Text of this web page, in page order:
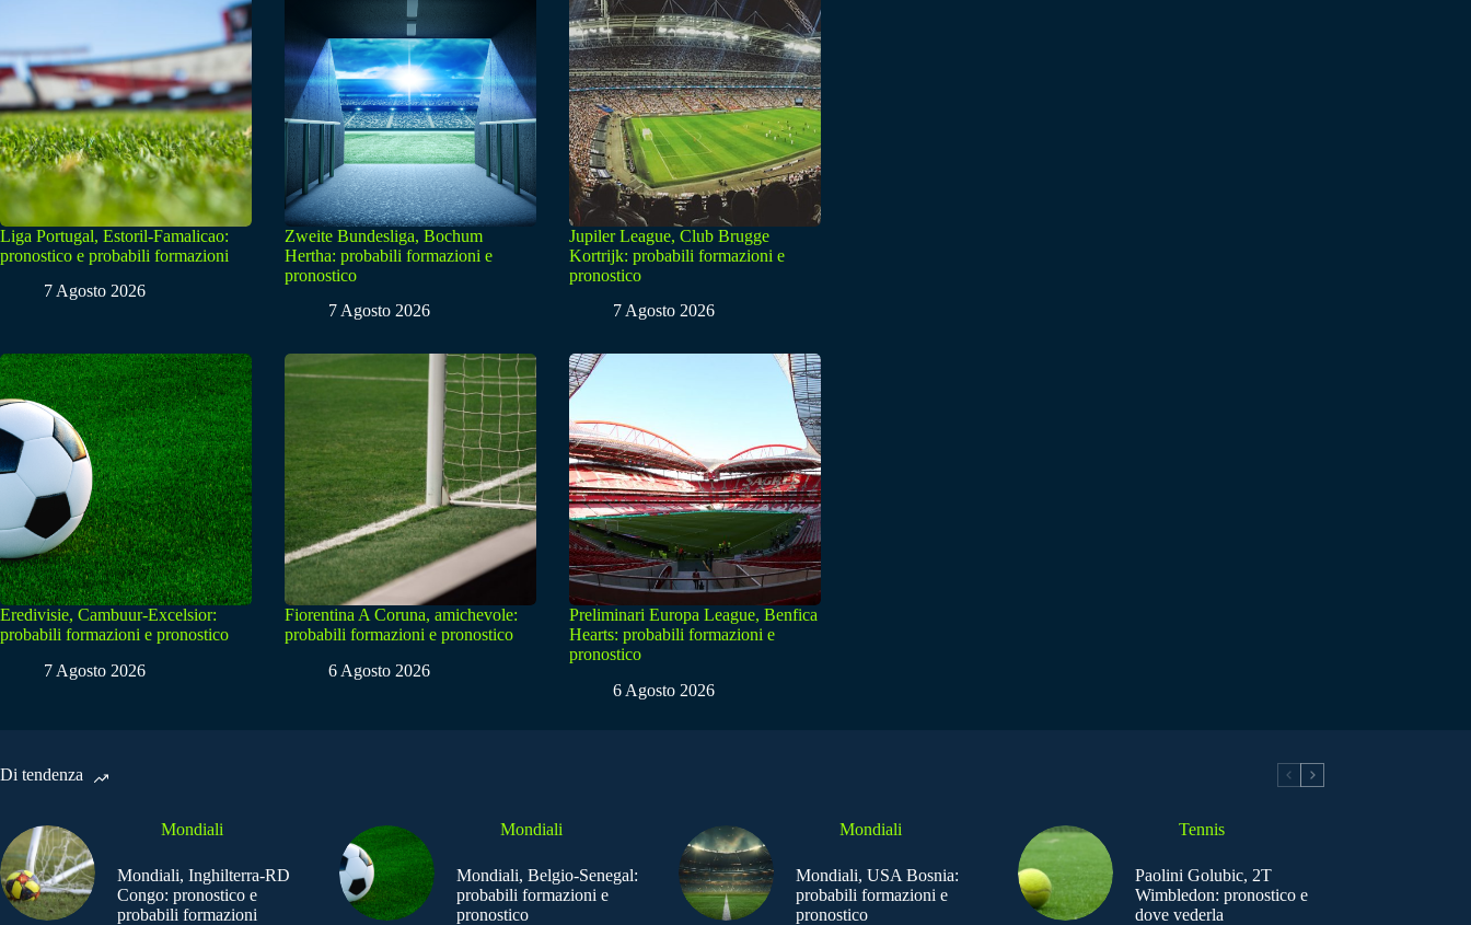
Liga Portugal, Estoril-Famalicao:
pronostico e probabili formazioni
7 Agosto 2026
Zweite Bundesliga, Bochum
Hertha: probabili formazioni e
pronostico
7 Agosto 2026
Jupiler League, Club Brugge
Kortrijk: probabili formazioni e
pronostico
7 Agosto 2026
Eredivisie, Cambuur-Excelsior:
probabili formazioni e pronostico
7 Agosto 2026
Fiorentina A Coruna, amichevole:
probabili formazioni e pronostico
6 Agosto 2026
Preliminari Europa League, Benfica
Hearts: probabili formazioni e
pronostico
6 Agosto 2026
Di tendenza
Mondiali
Mondiali, Inghilterra-RD
Congo: pronostico e
probabili formazioni
Mondiali
Mondiali, Belgio-Senegal:
probabili formazioni e
pronostico
Mondiali
Mondiali, USA Bosnia:
probabili formazioni e
pronostico
Tennis
Paolini Golubic, 2T
Wimbledon: pronostico e
dove vederla